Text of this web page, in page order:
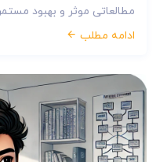
مطالعاتی موثر و بهبود
ادامه مطلب